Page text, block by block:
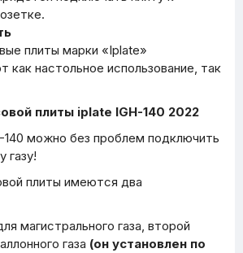
плиты марки «Iplate»
как настольное использование, так
плиты iplate IGH-140 2022
140 можно без проблем подключить
газу!
плиты имеются два
магистрального газа, второй
газа (он установлен по